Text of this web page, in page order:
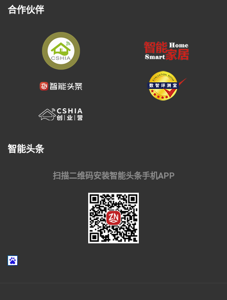
合作伙伴
智能头条
扫描二维码安装智能头条手机APP